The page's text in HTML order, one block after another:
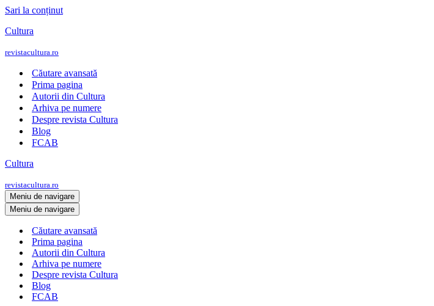
Sari la conținut
Cultura
revistacultura.ro
Căutare avansată
Prima pagina
Autorii din Cultura
Arhiva pe numere
Despre revista Cultura
Blog
FCAB
Cultura
revistacultura.ro
Meniu de navigare
Meniu de navigare
Căutare avansată
Prima pagina
Autorii din Cultura
Arhiva pe numere
Despre revista Cultura
Blog
FCAB